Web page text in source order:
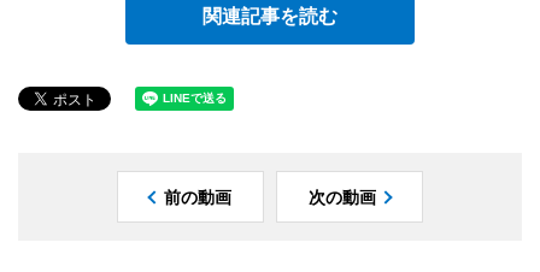
関連記事を読む
前の動画 次の動画